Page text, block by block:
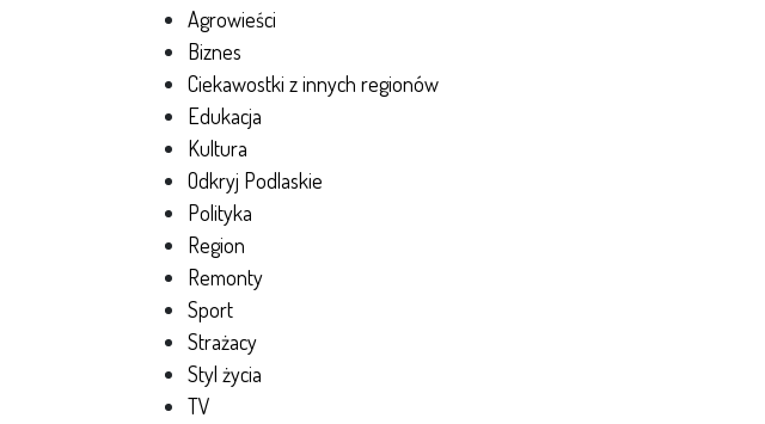
Agrowieści
Biznes
Ciekawostki z innych regionów
Edukacja
Kultura
Odkryj Podlaskie
Polityka
Region
Remonty
Sport
Strażacy
Styl życia
TV